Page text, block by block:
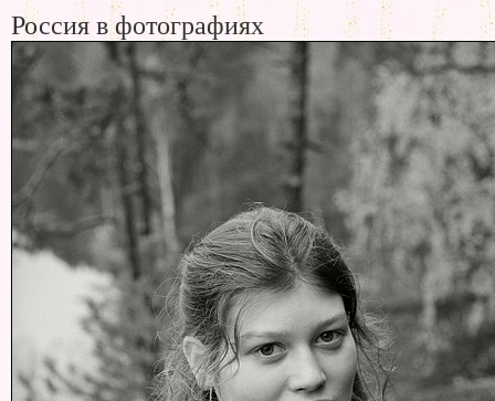
Россия в фотографиях